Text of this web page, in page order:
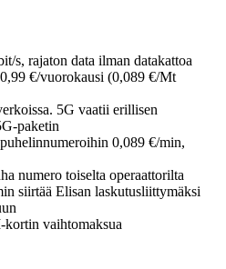
s, rajaton data ilman datakattoa
€/vuorokausi (0,089 €/Mt
5G vaatii erillisen
paketin
0,089 €/min,
numero toiselta operaattorilta
siirtää Elisan laskutusliittymäksi
kortin vaihtomaksua